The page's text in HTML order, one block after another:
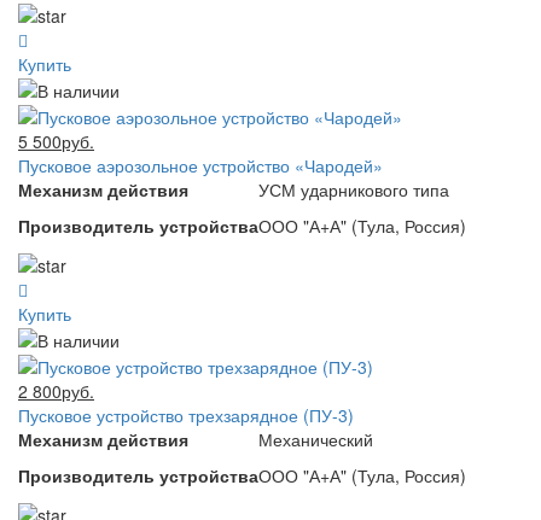
Купить
5 500руб.
Пусковое аэрозольное устройство «Чародей»
Механизм действия
УСМ ударникового типа
Производитель устройстваООО "А+А" (Тула, Россия)
Купить
2 800руб.
Пусковое устройство трехзарядное (ПУ-3)
Механизм действия
Механический
Производитель устройстваООО "А+А" (Тула, Россия)